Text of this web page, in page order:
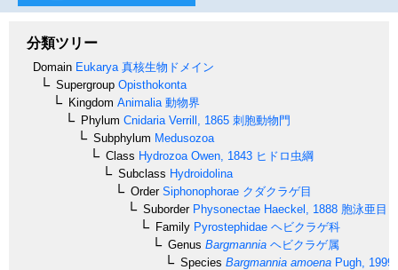
分類ツリー
Domain Eukarya 真核生物ドメイン
Supergroup Opisthokonta
Kingdom Animalia 動物界
Phylum Cnidaria Verrill, 1865 刺胞動物門
Subphylum Medusozoa
Class Hydrozoa Owen, 1843 ヒドロ虫綱
Subclass Hydroidolina
OrderSiphonophorae クダクラゲ目
SuborderPhysonectae Haeckel, 1888 胞泳亜目
Family Pyrostephidae ヘビクラゲ科
Genus Bargmannia ヘビクラゲ属
Species Bargmannia amoena Pugh, 1999